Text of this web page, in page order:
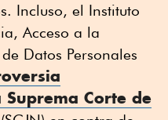
Incluso, el Instituto
Acceso a la
Datos Personales
Corte de